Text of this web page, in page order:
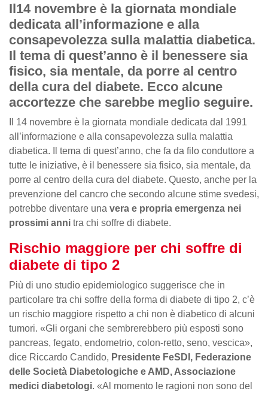
Il14 novembre è la giornata mondiale
dedicata all’informazione e alla
consapevolezza sulla malattia diabetica.
Il tema di quest’anno è il benessere sia
fisico, sia mentale, da porre al centro
della cura del diabete. Ecco alcune
accortezze che sarebbe meglio seguire.
Il 14 novembre è la giornata mondiale dedicata dal 1991
all’informazione e alla consapevolezza sulla malattia
diabetica. Il tema di quest’anno, che fa da filo conduttore a
tutte le iniziative, è il benessere sia fisico, sia mentale, da
porre al centro della cura del diabete. Questo, anche per la
prevenzione del cancro che secondo alcune stime svedesi,
potrebbe diventare una vera e propria emergenza nei
prossimi anni tra chi soffre di diabete.
Rischio maggiore per chi soffre di
diabete di tipo 2
Più di uno studio epidemiologico suggerisce che in
particolare tra chi soffre della forma di diabete di tipo 2, c’è
un rischio maggiore rispetto a chi non è diabetico di alcuni
tumori. «Gli organi che sembrerebbero più esposti sono
pancreas, fegato, endometrio, colon-retto, seno, vescica»,
dice Riccardo Candido, Presidente FeSDI, Federazione
delle Società Diabetologiche e AMD, Associazione
medici diabetologi. «Al momento le ragioni non sono del